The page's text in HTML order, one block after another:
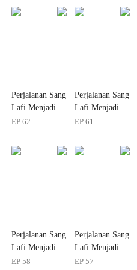
Perjalanan Sang
Lafi Menjadi
Pahlawan
EP62
Perjalanan Sang
Lafi Menjadi
Pahlawan
EP61
Perjalanan Sang
Lafi Menjadi
Pahlawan
EP58
Perjalanan Sang
Lafi Menjadi
Pahlawan
EP57